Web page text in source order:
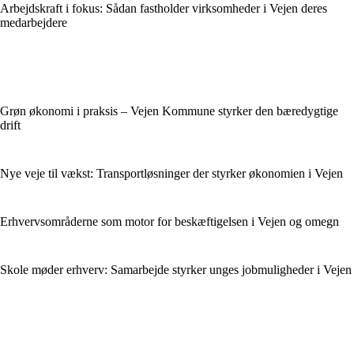
Arbejdskraft i fokus: Sådan fastholder virksomheder i Vejen deres
medarbejdere
Grøn økonomi i praksis – Vejen Kommune styrker den bæredygtige
drift
Nye veje til vækst: Transportløsninger der styrker økonomien i Vejen
Erhvervsområderne som motor for beskæftigelsen i Vejen og omegn
Skole møder erhverv: Samarbejde styrker unges jobmuligheder i Vejen